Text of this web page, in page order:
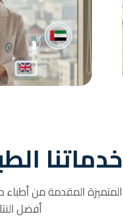
خدماتنا
المتميزة المقدمة من
أفضل